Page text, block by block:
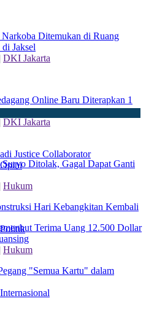
Ditemukan di Ruang
Jaksel
DKI Jakarta
Online Baru Diterapkan 1
DKI Jakarta
Ditolak, Gagal Dapat Ganti
Hukum
Terima Uang 12.500 Dollar
Hukum
Justice Collaborator
Opini
Hari Kebangkitan Kembali
Politik
"Semua Kartu" dalam
Internasional